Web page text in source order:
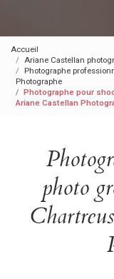
Accueil
Ariane Castellan
Photographe
Photographe
Photographe pour
Ariane Castellan
photo